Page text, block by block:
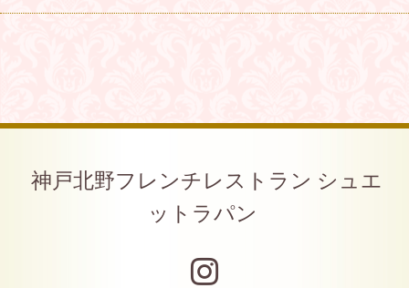
神戸北野フレンチレストラン シュエ
ットラパン